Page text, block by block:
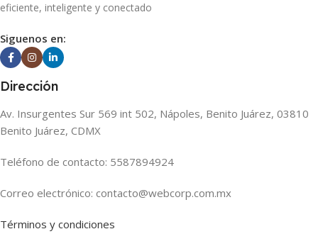
eficiente, inteligente y conectado
Siguenos en:
Dirección
Av. Insurgentes Sur 569 int 502, Nápoles, Benito Juárez, 03810
Benito Juárez, CDMX
Teléfono de contacto: 5587894924
Correo electrónico: contacto@webcorp.com.mx
Términos y condiciones